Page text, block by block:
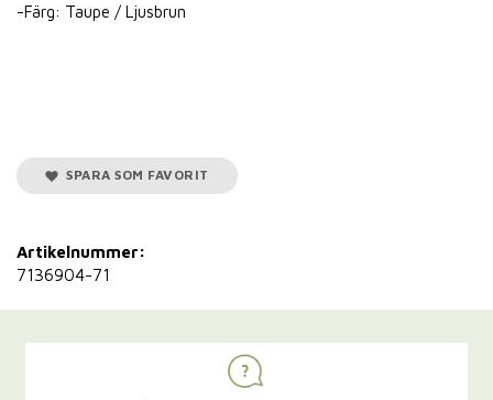
-Färg: Taupe / Ljusbrun
SPARA SOM FAVORIT
Artikelnummer:
7136904-71